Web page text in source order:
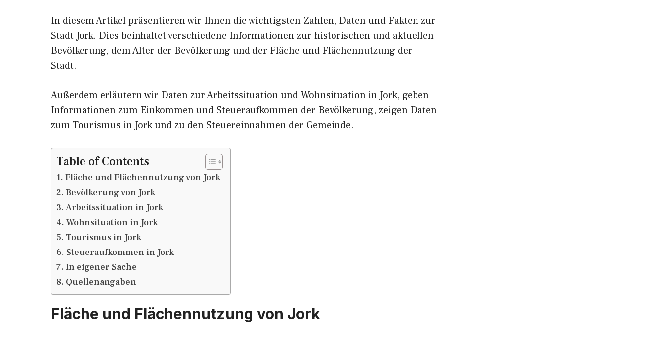
In diesem Artikel präsentieren wir Ihnen die wichtigsten Zahlen, Daten und Fakten zur
Stadt Jork. Dies beinhaltet verschiedene Informationen zur historischen und aktuellen
Bevölkerung, dem Alter der Bevölkerung und der Fläche und Flächennutzung der
Stadt.
Außerdem erläutern wir Daten zur Arbeitssituation und Wohnsituation in Jork, geben
Informationen zum Einkommen und Steueraufkommen der Bevölkerung, zeigen Daten
zum Tourismus in Jork und zu den Steuereinnahmen der Gemeinde.
Table of Contents
Fläche und Flächennutzung von Jork
Bevölkerung von Jork
Arbeitssituation in Jork
Wohnsituation in Jork
Tourismus in Jork
Steueraufkommen in Jork
In eigener Sache
Quellenangaben
Fläche und Flächennutzung von Jork